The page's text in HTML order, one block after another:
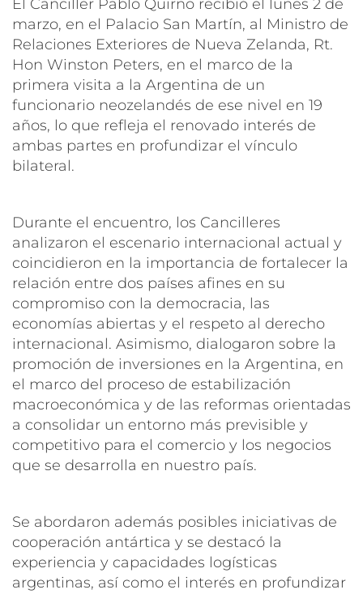
El Canciller Pablo Quirno recibió el lunes 2 de
marzo, en el Palacio San Martín, al Ministro de
Relaciones Exteriores de Nueva Zelanda, Rt.
Hon Winston Peters, en el marco de la
primera visita a la Argentina de un
funcionario neozelandés de ese nivel en 19
años, lo que refleja el renovado interés de
ambas partes en profundizar el vínculo
bilateral.
Durante el encuentro, los Cancilleres
analizaron el escenario internacional actual y
coincidieron en la importancia de fortalecer la
relación entre dos países afines en su
compromiso con la democracia, las
economías abiertas y el respeto al derecho
internacional. Asimismo, dialogaron sobre la
promoción de inversiones en la Argentina, en
el marco del proceso de estabilización
macroeconómica y de las reformas orientadas
a consolidar un entorno más previsible y
competitivo para el comercio y los negocios
que se desarrolla en nuestro país.
Se abordaron además posibles iniciativas de
cooperación antártica y se destacó la
experiencia y capacidades logísticas
argentinas, así como el interés en profundizar